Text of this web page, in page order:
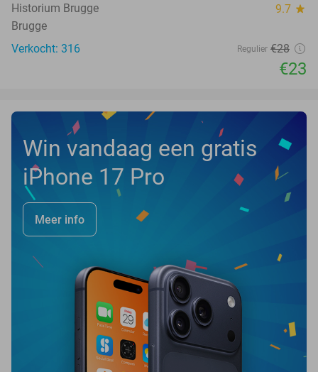
Historium Brugge 9.7 star
Brugge
Verkocht: 316
Regulier €28
€23
Win vandaag een gratis
iPhone 17 Pro
Meer info